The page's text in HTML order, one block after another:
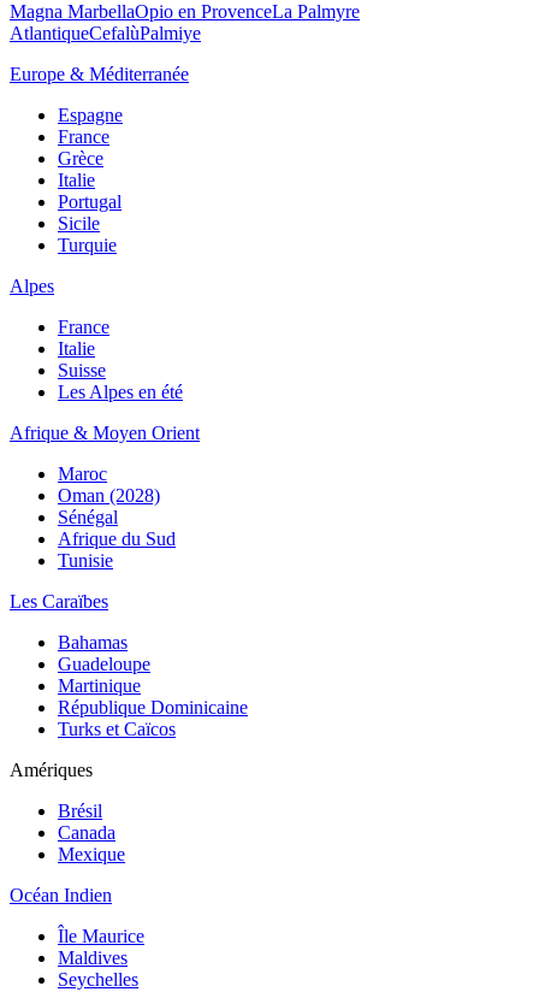
Magna MarbellaOpio en ProvenceLa Palmyre
AtlantiqueCefalùPalmiye
Europe & Méditerranée
Espagne
France
Grèce
Italie
Portugal
Sicile
Turquie
Alpes
France
Italie
Suisse
Les Alpes en été
Afrique & Moyen Orient
Maroc
Oman (2028)
Sénégal
Afrique du Sud
Tunisie
Les Caraïbes
Bahamas
Guadeloupe
Martinique
République Dominicaine
Turks et Caïcos
Amériques
Brésil
Canada
Mexique
Océan Indien
Île Maurice
Maldives
Seychelles